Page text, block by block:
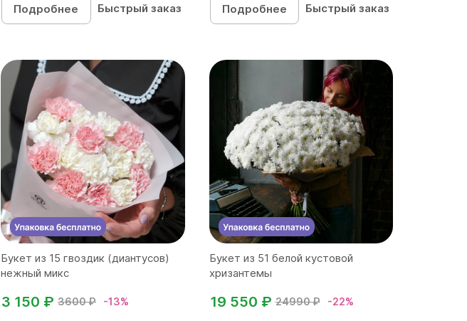
Подробнее Быстрый заказ Подробнее Быстрый заказ
Букет из 15 гвоздик (диантусов)
нежный микс
3600 ₽ -13%
3 150 ₽
Букет из 51 белой кустовой
хризантемы
24990 ₽ -22%
19 550 ₽